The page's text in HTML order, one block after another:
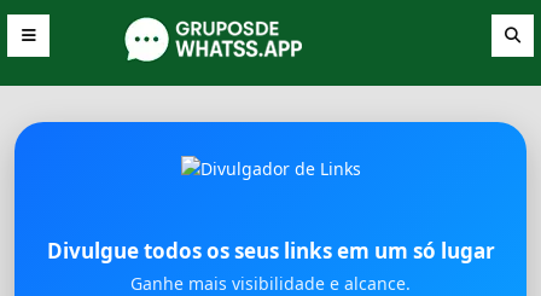
Divulgue todos os seus links em um só lugar
Ganhe mais visibilidade e alcance.